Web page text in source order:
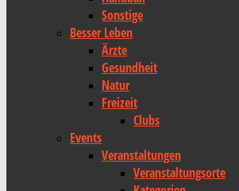
Sonstige
Besser Leben
Ärzte
Gesundheit
Natur
Freizeit
Clubs
Events
Veranstaltungen
Veranstaltungsorte